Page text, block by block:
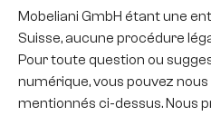
Mobeliani GmbH étant une
Suisse, aucune procédure
Pour toute question ou
numérique, vous pouvez
mentionnés ci-dessus. Nous